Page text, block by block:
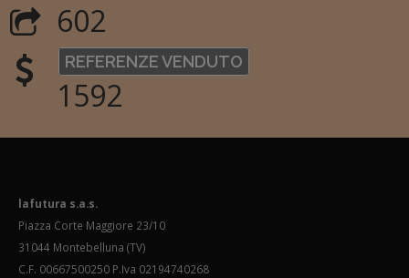
602
REFERENZE VENDUTO
1592
lafutura s.a.s.
Piazza Corte Maggiore 23/10
31044 Montebelluna (TV)
C.F. 00667500250 P.Iva 02194740268